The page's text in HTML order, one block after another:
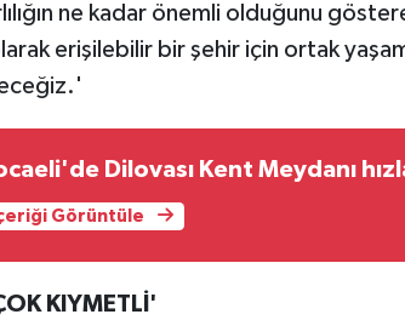
ne kadar önemli olduğunu
erişilebilir bir şehir için ortak
Dilovası Kent Meydanı
Görüntüle
KIYMETLİ'